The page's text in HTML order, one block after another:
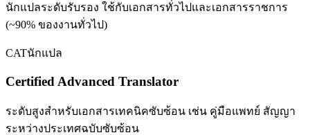
นักแปลระดับรับรอง ใช้กับเอกสารทั่วไปและเอกสารราชการ
(~90% ของงานทั่วไป)
CATนักแปล
Certified Advanced Translator
ระดับสูงสำหรับเอกสารเทคนิคซับซ้อน เช่น คู่มือแพทย์ สัญญา
ระหว่างประเทศฉบับซับซ้อน